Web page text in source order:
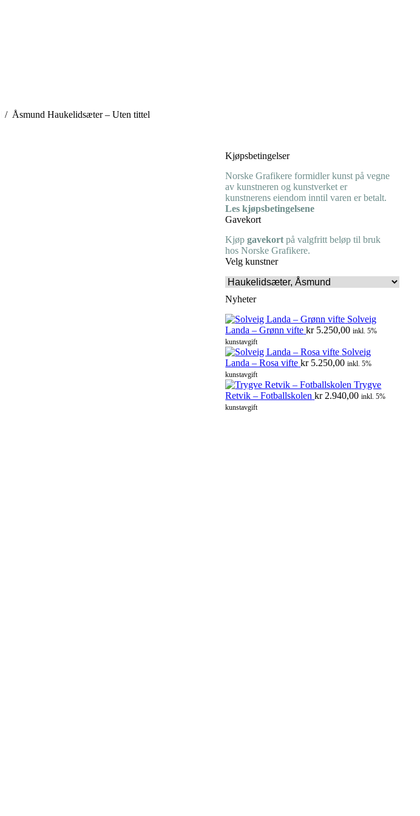
Åsmund Haukelidsæter – Uten tittel
Kjøpsbetingelser
Norske Grafikere formidler kunst på vegne
av kunstneren og kunstverket er
kunstnerens eiendom inntil varen er betalt.
Les kjøpsbetingelsene
Gavekort
Kjøpgavekort på valgfritt beløp til bruk
hos Norske Grafikere.
Velg kunstner
Nyheter
Solveig
Landa – Grønn vifte kr5.250,00 inkl. 5%
kunstavgift
Solveig
Landa – Rosa vifte kr5.250,00 inkl. 5%
kunstavgift
Trygve
Retvik – Fotballskolen kr2.940,00 inkl. 5%
kunstavgift